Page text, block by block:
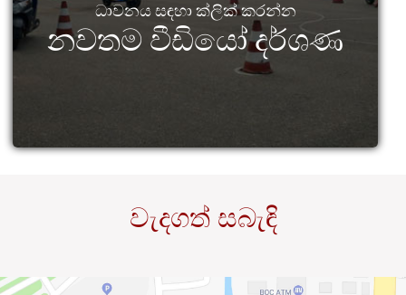
ධාවනය සඳහා ක්ලික් කරන්න
නවතම වීඩියෝ දර්ශණ
වැදගත් සබැඳි